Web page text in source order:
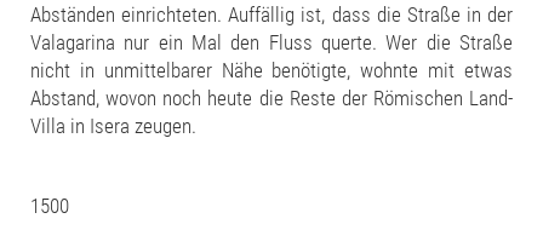
Abständen einrichteten. Auffällig ist, dass die Straße in der
Valagarina nur ein Mal den Fluss querte. Wer die Straße
nicht in unmittelbarer Nähe benötigte, wohnte mit etwas
Abstand, wovon noch heute die Reste der Römischen Land-
Villa in Isera zeugen.
1500